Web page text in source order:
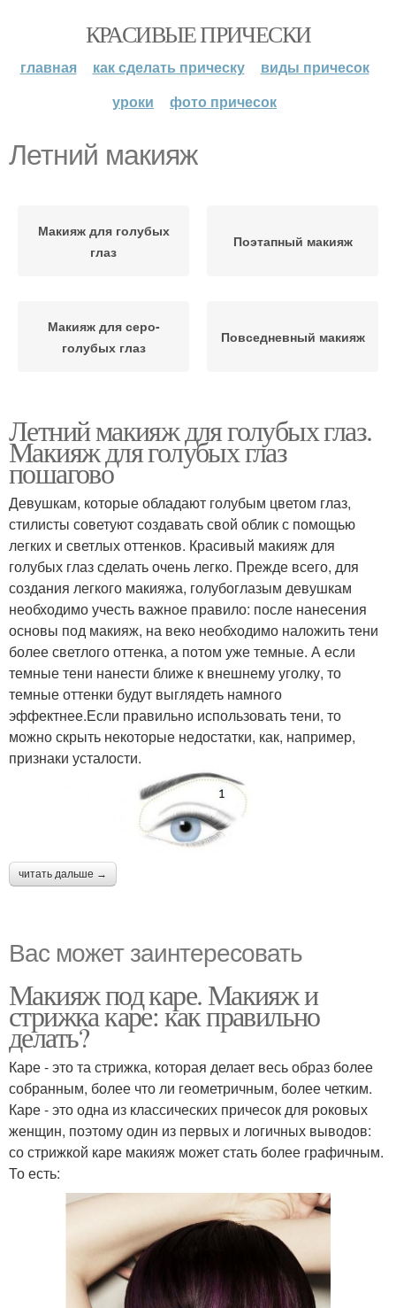
КРАСИВЫЕ ПРИЧЕСКИ
главная как сделать прическу
виды причесок
уроки
фото причесок
Летний макияж
Макияж для голубых
глаз
Поэтапный макияж
Макияж для серо-
голубых глаз
Повседневный макияж
Летний макияж для голубых глаз.
Макияж для голубых глаз
пошагово
Девушкам, которые обладают голубым цветом глаз,
стилисты советуют создавать свой облик с помощью
легких и светлых оттенков. Красивый макияж для
голубых глаз сделать очень легко. Прежде всего, для
создания легкого макияжа, голубоглазым девушкам
необходимо учесть важное правило: после нанесения
основы под макияж, на веко необходимо наложить тени
более светлого оттенка, а потом уже темные. А если
темные тени нанести ближе к внешнему уголку, то
темные оттенки будут выглядеть намного
эффектнее.Если правильно использовать тени, то
можно скрыть некоторые недостатки, как, например,
признаки усталости.
читать дальше →
Вас может заинтересовать
Макияж под каре. Макияж и
стрижка каре: как правильно
делать?
Каре - это та стрижка, которая делает весь образ более
собранным, более что ли геометричным, более четким.
Каре - это одна из классических причесок для роковых
женщин, поэтому один из первых и логичных выводов:
со стрижкой каре макияж может стать более графичным.
То есть: